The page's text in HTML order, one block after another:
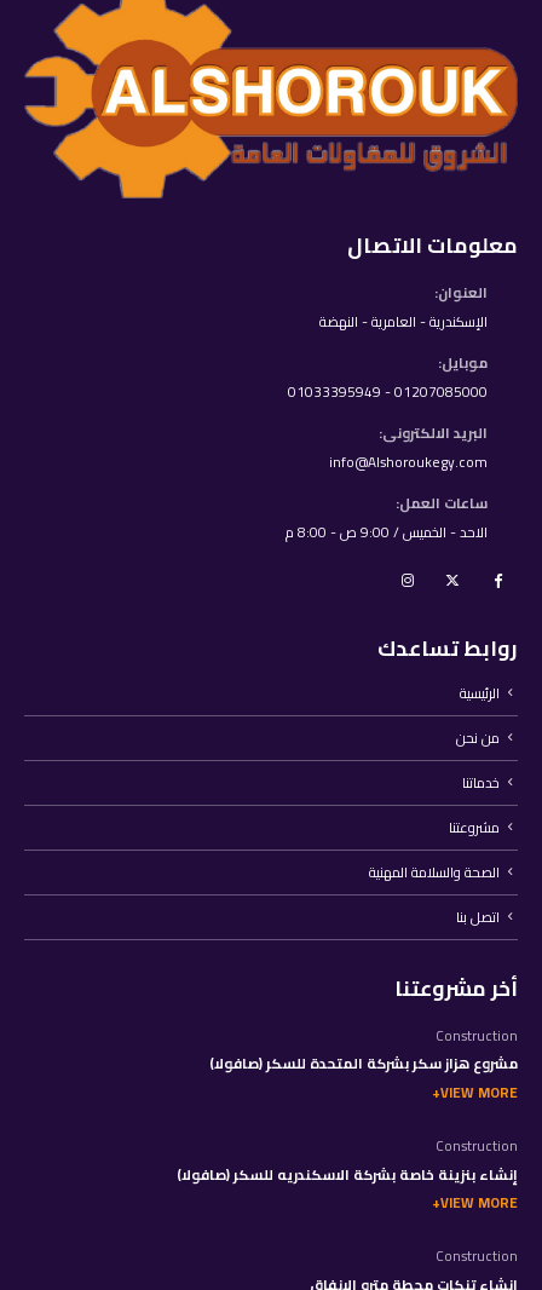
معلومات الاتصال
العنوان:
الإسكندرية - العامرية - النهضة
موبايل:
01207085000 - 01033395949
البريد الالكترونى:
info@Alshoroukegy.com
ساعات العمل:
الاحد - الخميس / 9:00 ص - 8:00 م
روابط تساعدك
الرئيسية
من نحن
خدماتنا
مشروعتنا
الصحة والسلامة المهنية
اتصل بنا
أخر مشروعتنا
Construction
مشروع هزاز سكر بشركة المتحدة للسكر (صافولا)
VIEW MORE
Construction
إنشاء بنزينة خاصة بشركة الاسكندريه للسكر (صافولا)
VIEW MORE
Construction